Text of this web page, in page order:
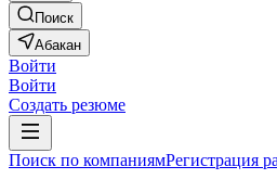
Поиск
Абакан
Войти
Войти
Создать резюме
Поиск по компаниямРегистрация